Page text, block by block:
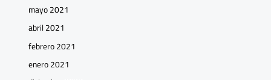
mayo 2021
abril 2021
febrero 2021
enero 2021